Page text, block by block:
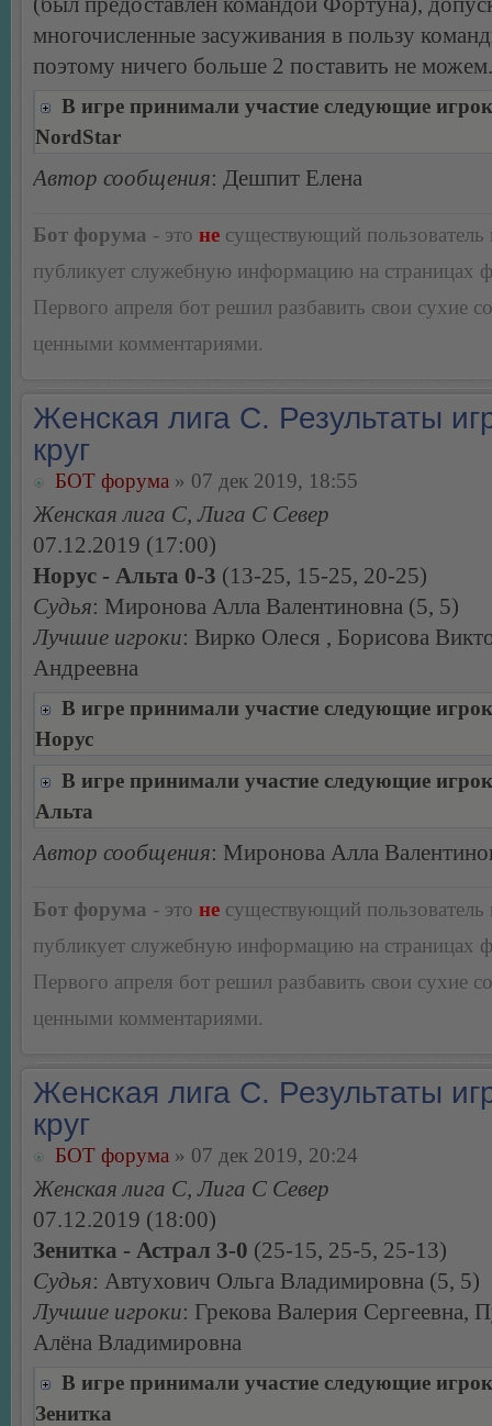
многочисленные засуживания в пользу
поэтому ничего больше 2 поставить не можем.
В игре принимали участие следующие
NordStar
Автор сообщения: Дешпит Елена
Бот форума - это не существующий пользователь
публикует служебную информацию на страницах
Первого апреля бот решил разбавить свои сухие
ценными комментариями.
Женская лига С. Результаты
круг
БОТ форума » 07 дек 2019, 18:55
Женская лига С, Лига С Север
07.12.2019 (17:00)
Норус - Альта 0-3 (13-25, 15-25, 20-25)
Судья: Миронова Алла Валентиновна (5, 5)
Лучшие игроки: Вирко Олеся , Борисова
Андреевна
В игре принимали участие следующие
Норус
В игре принимали участие следующие
Альта
Автор сообщения: Миронова Алла
Бот форума - это не существующий пользователь
публикует служебную информацию на страницах
Первого апреля бот решил разбавить свои сухие
ценными комментариями.
Женская лига С. Результаты
круг
БОТ форума » 07 дек 2019, 20:24
Женская лига С, Лига С Север
07.12.2019 (18:00)
Зенитка - Астрал 3-0 (25-15, 25-5, 25-13)
Судья: Автухович Ольга Владимировна (5, 5)
Лучшие игроки: Грекова Валерия Сергеевна,
Алёна Владимировна
В игре принимали участие следующие
Зенитка